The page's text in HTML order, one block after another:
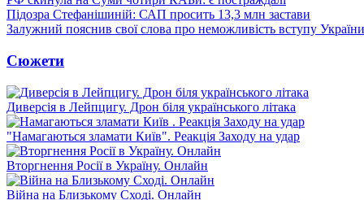
Підозра Стефанішиній: САП просить 13,3 млн застави
Залужний пояснив свої слова про неможливість вступу
Сюжети
Диверсія в Лейпцигу. Дрон біля українського літака
"Намагаються зламати Київ". Реакція Заходу на удар
Вторгнення Росії в Україну. Онлайн
Війна на Близькому Сході. Онлайн